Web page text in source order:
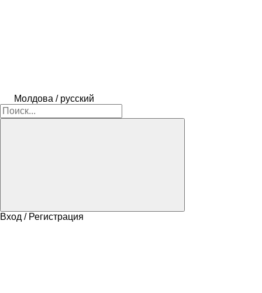
Молдова / русский
Вход / Регистрация